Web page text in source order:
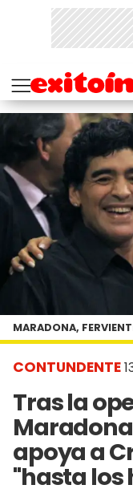
CONTUNDENTE
Tras la
apoya a
"hasta los
MARADONA,